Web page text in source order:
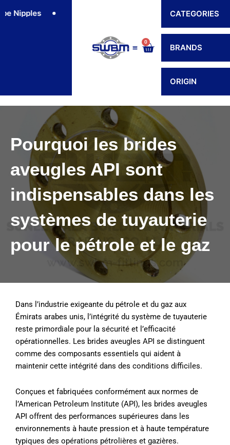
to
Flexible Connectors Hoses Hose
0
Cart
CATEGORIES
BRANDS
ORIGIN
Pourquoi les brides
aveugles API sont
indispensables dans les
systèmes de tuyauterie
pour le pétrole et le gaz
Dans l’industrie exigeante du pétrole et du gaz aux
Émirats arabes unis, l’intégrité du système de tuyauterie
reste primordiale pour la sécurité et l’efficacité
opérationnelles. Les brides aveugles API se distinguent
comme des composants essentiels qui aident à
maintenir cette intégrité dans des conditions difficiles.
Conçues et fabriquées conformément aux normes de
l’American Petroleum Institute (API), les brides aveugles
API offrent des performances supérieures dans les
environnements à haute pression et à haute température
typiques des opérations pétrolières et gazières.